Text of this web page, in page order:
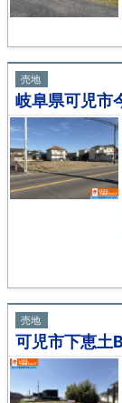
売地
岐阜県可児
売地
可児市下恵